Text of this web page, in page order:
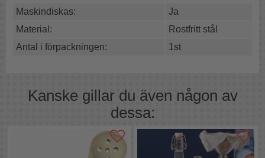
eller fritös.
Skumma
Plocka upp
här har långt skaft med krok som gör den enkel att
hantera och förvara.
Rostfritt stål
Maskindiskas:
Ja
Material:
Rostfritt stål
Antal i förpackningen:
1st
Kanske gillar du även någon av
dessa: